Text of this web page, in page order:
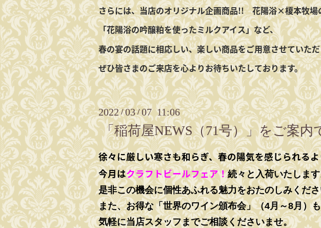
さらには、当店のオリジナル企画商品!!花陽浴×榎本牧場
「花陽浴の吟醸粕を使ったミルクアイス」など、
春の宴の話題に相応しい、楽しい商品をご用意させていた
ぜひ皆さまのご来店を心よりお待ちいたしております。
2022/03/07 11:06
「稲荷屋NEWS（71号）」をご案内
徐々に厳しい寒さも和らぎ、春の陽気を感じられる
今月はクラフトビールフェア！続々と入荷いたしま
是非この機会に個性あふれる魅力をおたのしみくだ
また、お得な「世界のワイン頒布会」（4月～8月）
気軽に当店スタッフまでご相談くださいませ。